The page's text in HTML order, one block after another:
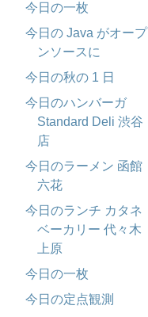
今日の一枚
今日の Java がオープ
ンソースに
今日の秋の 1 日
今日のハンバーガ
Standard Deli 渋谷
店
今日のラーメン 函館
六花
今日のランチ カタネ
ベーカリー 代々木
上原
今日の一枚
今日の定点観測